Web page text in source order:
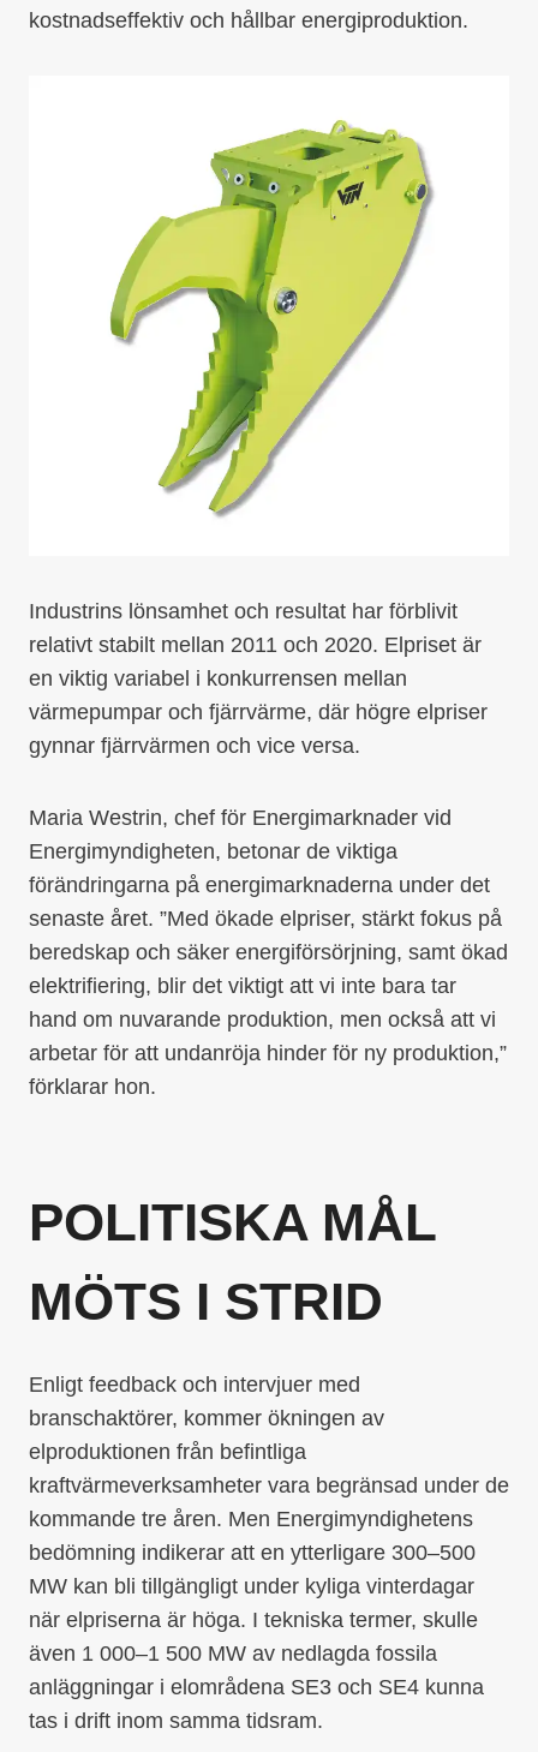
kostnadseffektiv och hållbar energiproduktion.
Industrins lönsamhet och resultat har förblivit
relativt stabilt mellan 2011 och 2020. Elpriset är
en viktig variabel i konkurrensen mellan
värmepumpar och fjärrvärme, där högre elpriser
gynnar fjärrvärmen och vice versa.
Maria Westrin, chef för Energimarknader vid
Energimyndigheten, betonar de viktiga
förändringarna på energimarknaderna under det
senaste året. ”Med ökade elpriser, stärkt fokus på
beredskap och säker energiförsörjning, samt ökad
elektrifiering, blir det viktigt att vi inte bara tar
hand om nuvarande produktion, men också att vi
arbetar för att undanröja hinder för ny produktion,”
förklarar hon.
POLITISKA MÅL
MÖTS I STRID
Enligt feedback och intervjuer med
branschaktörer, kommer ökningen av
elproduktionen från befintliga
kraftvärmeverksamheter vara begränsad under de
kommande tre åren. Men Energimyndighetens
bedömning indikerar att en ytterligare 300–500
MW kan bli tillgängligt under kyliga vinterdagar
när elpriserna är höga. I tekniska termer, skulle
även 1 000–1 500 MW av nedlagda fossila
anläggningar i elområdena SE3 och SE4 kunna
tas i drift inom samma tidsram.